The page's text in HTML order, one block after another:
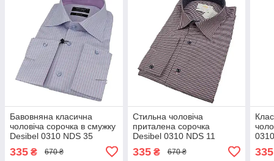
Бавовняна класична
чоловіча сорочка в смужку
Desibel 0310 NDS 35
335 ₴ 670 ₴
Стильна чоловіча
приталена сорочка
Desibel 0310 NDS 11
335₴ 670 ₴ 335